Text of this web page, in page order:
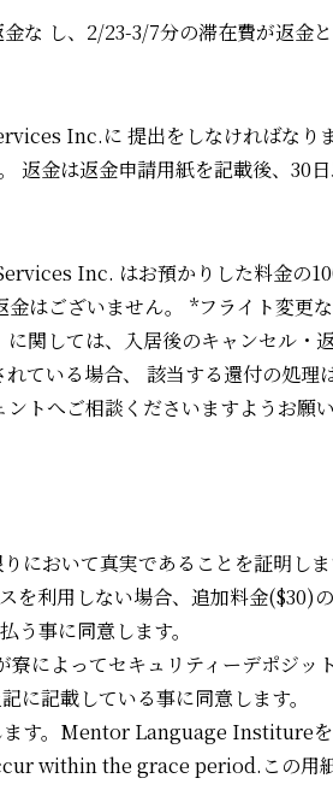
な し、2/23-3/7分の滞在費が返⾦
Inc.に 提出をしなければなり
返⾦は返⾦申請⽤紙を記載後、30
Inc. はお預かりした料⾦の
はございません。 *フライト変更
関しては、⼊居後のキャンセル・
ている場合、 該当する還付の処理
トへご相談くださいますようお願
において真実であることを証明しま
を利用しない場合、追加料金($30)
事に同意します。
によってセキュリティーデポジッ
記載している事に同意します。
ます。Mentor Language Institure
within the grace period.この用